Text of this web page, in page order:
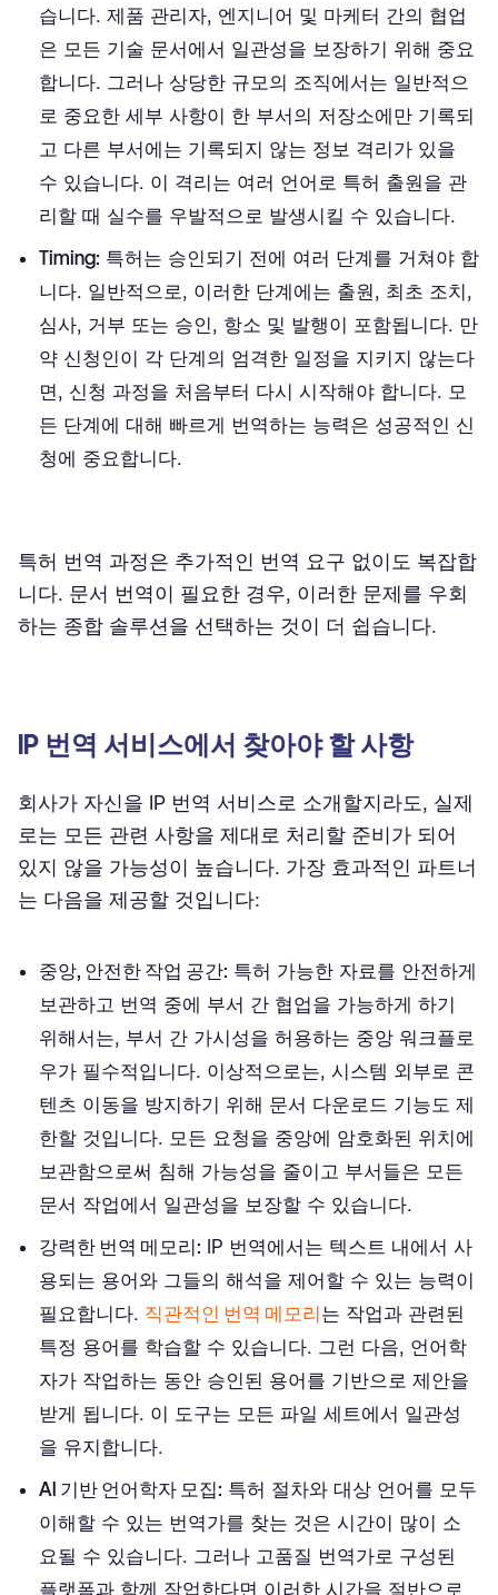
습니다. 제품 관리자, 엔지니어 및 마케터 간의 협업
은 모든 기술 문서에서 일관성을 보장하기 위해 중요
합니다. 그러나 상당한 규모의 조직에서는 일반적으
로 중요한 세부 사항이 한 부서의 저장소에만 기록되
고 다른 부서에는 기록되지 않는 정보 격리가 있을
수 있습니다. 이 격리는 여러 언어로 특허 출원을 관
리할 때 실수를 우발적으로 발생시킬 수 있습니다.
Timing: 특허는 승인되기 전에 여러 단계를 거쳐야 합
니다. 일반적으로, 이러한 단계에는 출원, 최초 조치,
심사, 거부 또는 승인, 항소 및 발행이 포함됩니다. 만
약 신청인이 각 단계의 엄격한 일정을 지키지 않는다
면, 신청 과정을 처음부터 다시 시작해야 합니다. 모
든 단계에 대해 빠르게 번역하는 능력은 성공적인 신
청에 중요합니다.
특허 번역 과정은 추가적인 번역 요구 없이도 복잡합
니다. 문서 번역이 필요한 경우, 이러한 문제를 우회
하는 종합 솔루션을 선택하는 것이 더 쉽습니다.
IP 번역 서비스에서 찾아야 할 사항
회사가 자신을 IP 번역 서비스로 소개할지라도, 실제
로는 모든 관련 사항을 제대로 처리할 준비가 되어
있지 않을 가능성이 높습니다. 가장 효과적인 파트너
는 다음을 제공할 것입니다:
중앙, 안전한 작업 공간: 특허 가능한 자료를 안전하게
보관하고 번역 중에 부서 간 협업을 가능하게 하기
위해서는, 부서 간 가시성을 허용하는 중앙 워크플로
우가 필수적입니다. 이상적으로는, 시스템 외부로 콘
텐츠 이동을 방지하기 위해 문서 다운로드 기능도 제
한할 것입니다. 모든 요청을 중앙에 암호화된 위치에
보관함으로써 침해 가능성을 줄이고 부서들은 모든
문서 작업에서 일관성을 보장할 수 있습니다.
강력한 번역 메모리: IP 번역에서는 텍스트 내에서 사
용되는 용어와 그들의 해석을 제어할 수 있는 능력이
필요합니다. 직관적인 번역 메모리 는 작업과 관련된
특정 용어를 학습할 수 있습니다. 그런 다음, 언어학
자가 작업하는 동안 승인된 용어를 기반으로 제안을
받게 됩니다. 이 도구는 모든 파일 세트에서 일관성
을 유지합니다.
AI 기반 언어학자 모집: 특허 절차와 대상 언어를 모두
이해할 수 있는 번역가를 찾는 것은 시간이 많이 소
요될 수 있습니다. 그러나 고품질 번역가로 구성된
플랫폼과 함께 작업한다면 이러한 시간을 절반으로